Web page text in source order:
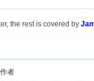
the rest is covered by
者